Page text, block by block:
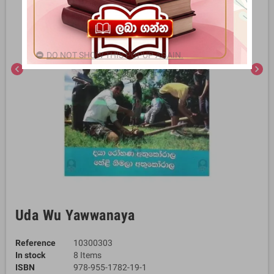
chevron_left chevron_right
Uda Wu Yawwanaya
Reference
10300303
In stock
8 Items
ISBN
978-955-1782-19-1
DO NOT SHOW THIS POPUP AGAIN.